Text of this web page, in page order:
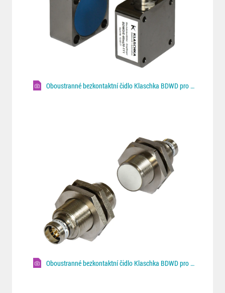
Oboustranné bezkontaktní čidlo Klaschka BDWD pro Fe/NF plechy
Oboustranné bezkontaktní čidlo Klaschka BDWD pro Fe/NF plechy